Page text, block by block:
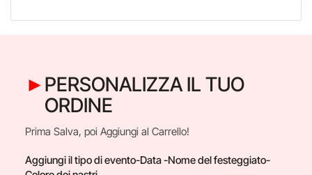
PERSONALIZZA IL TUO
ORDINE
Prima Salva, poi Aggiungi al Carrello!
Aggiungi il tipo di evento-Data -Nome del festeggiato-